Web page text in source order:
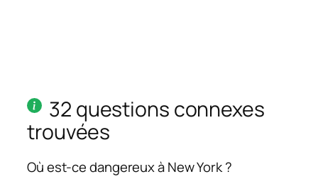
32 questions connexes
trouvées
Où est-ce dangereux à New York ?